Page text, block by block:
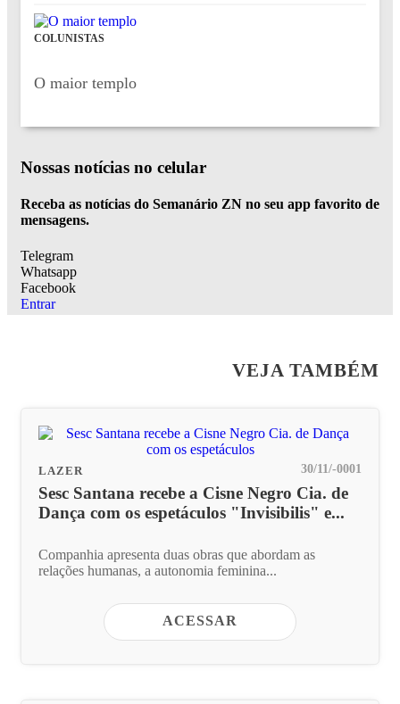
COLUNISTAS
O maior templo
Nossas notícias no celular
Receba as notícias do Semanário ZN no seu app favorito de
mensagens.
Telegram
Whatsapp
Facebook
Entrar
VEJA TAMBÉM
LAZER 30/11/-0001
Sesc Santana recebe a Cisne Negro Cia. de
Dança com os espetáculos "Invisibilis" e...
Companhia apresenta duas obras que abordam as
relações humanas, a autonomia feminina...
ACESSAR